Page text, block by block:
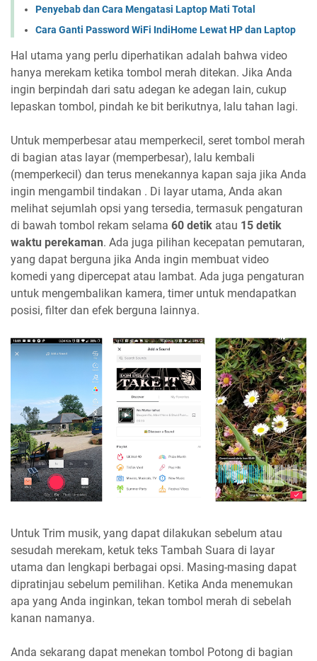
Penyebab dan Cara Mengatasi Laptop Mati Total
Cara Ganti Password WiFi IndiHome Lewat HP dan Laptop
Hal utama yang perlu diperhatikan adalah bahwa video
hanya merekam ketika tombol merah ditekan. Jika Anda
ingin berpindah dari satu adegan ke adegan lain, cukup
lepaskan tombol, pindah ke bit berikutnya, lalu tahan lagi.
Untuk memperbesar atau memperkecil, seret tombol merah
di bagian atas layar (memperbesar), lalu kembali
(memperkecil) dan terus menekannya kapan saja jika Anda
ingin mengambil tindakan . Di layar utama, Anda akan
melihat sejumlah opsi yang tersedia, termasuk pengaturan
di bawah tombol rekam selama 60 detik atau 15 detik
waktu perekaman. Ada juga pilihan kecepatan pemutaran,
yang dapat berguna jika Anda ingin membuat video
komedi yang dipercepat atau lambat. Ada juga pengaturan
untuk mengembalikan kamera, timer untuk mendapatkan
posisi, filter dan efek berguna lainnya.
Untuk Trim musik, yang dapat dilakukan sebelum atau
sesudah merekam, ketuk teks Tambah Suara di layar
utama dan lengkapi berbagai opsi. Masing-masing dapat
dipratinjau sebelum pemilihan. Ketika Anda menemukan
apa yang Anda inginkan, tekan tombol merah di sebelah
kanan namanya.
Anda sekarang dapat menekan tombol Potong di bagian